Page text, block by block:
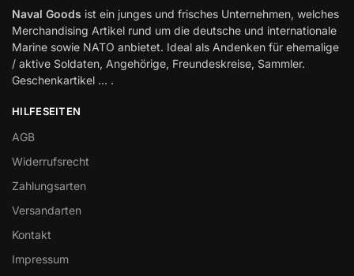
Naval Goods ist ein junges und frisches Unternehmen, welches
Merchandising Artikel rund um die deutsche und internationale
Marine sowie NATO anbietet. Ideal als Andenken für ehemalige
/ aktive Soldaten, Angehörige, Freundeskreise, Sammler.
Geschenkartikel … .
HILFESEITEN
AGB
Widerrufsrecht
Zahlungsarten
Versandarten
Kontakt
Impressum